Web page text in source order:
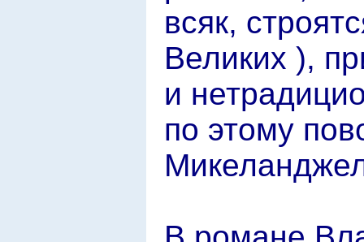
всяк,
Великих ),
и
по этому